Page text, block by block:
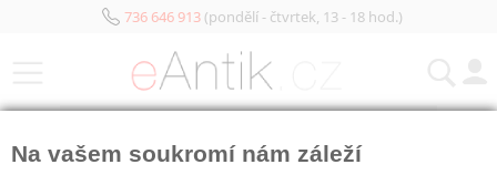
736 646 913(pondělí - čtvrtek, 13 - 18 hod.)
Na vašem soukromí nám záleží